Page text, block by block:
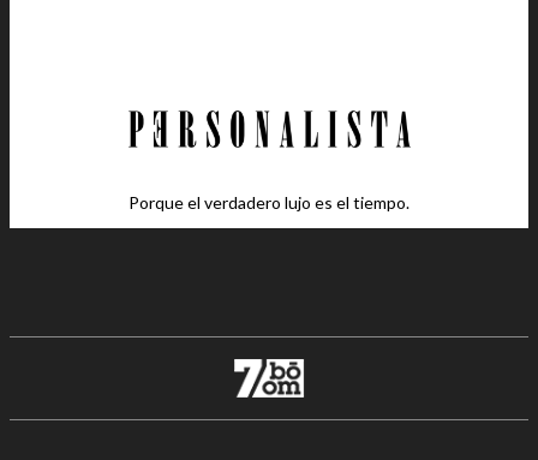
Porque el verdadero lujo es el tiempo.